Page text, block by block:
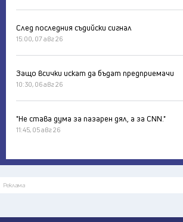
След последния съдийски сигнал
15:00, 07 авг 26
Защо всички искат да бъдат предприемачи
10:30, 06 авг 26
"Не става дума за пазарен дял, а за CNN."
11:45, 05 авг 26
Реклама